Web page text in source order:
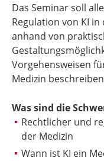
Das Seminar soll
Regulation von KI
anhand von
Vorgehensweisen
Medizin
Was sind die
Rechtlicher und
der Medizin
Wann ist KI ein